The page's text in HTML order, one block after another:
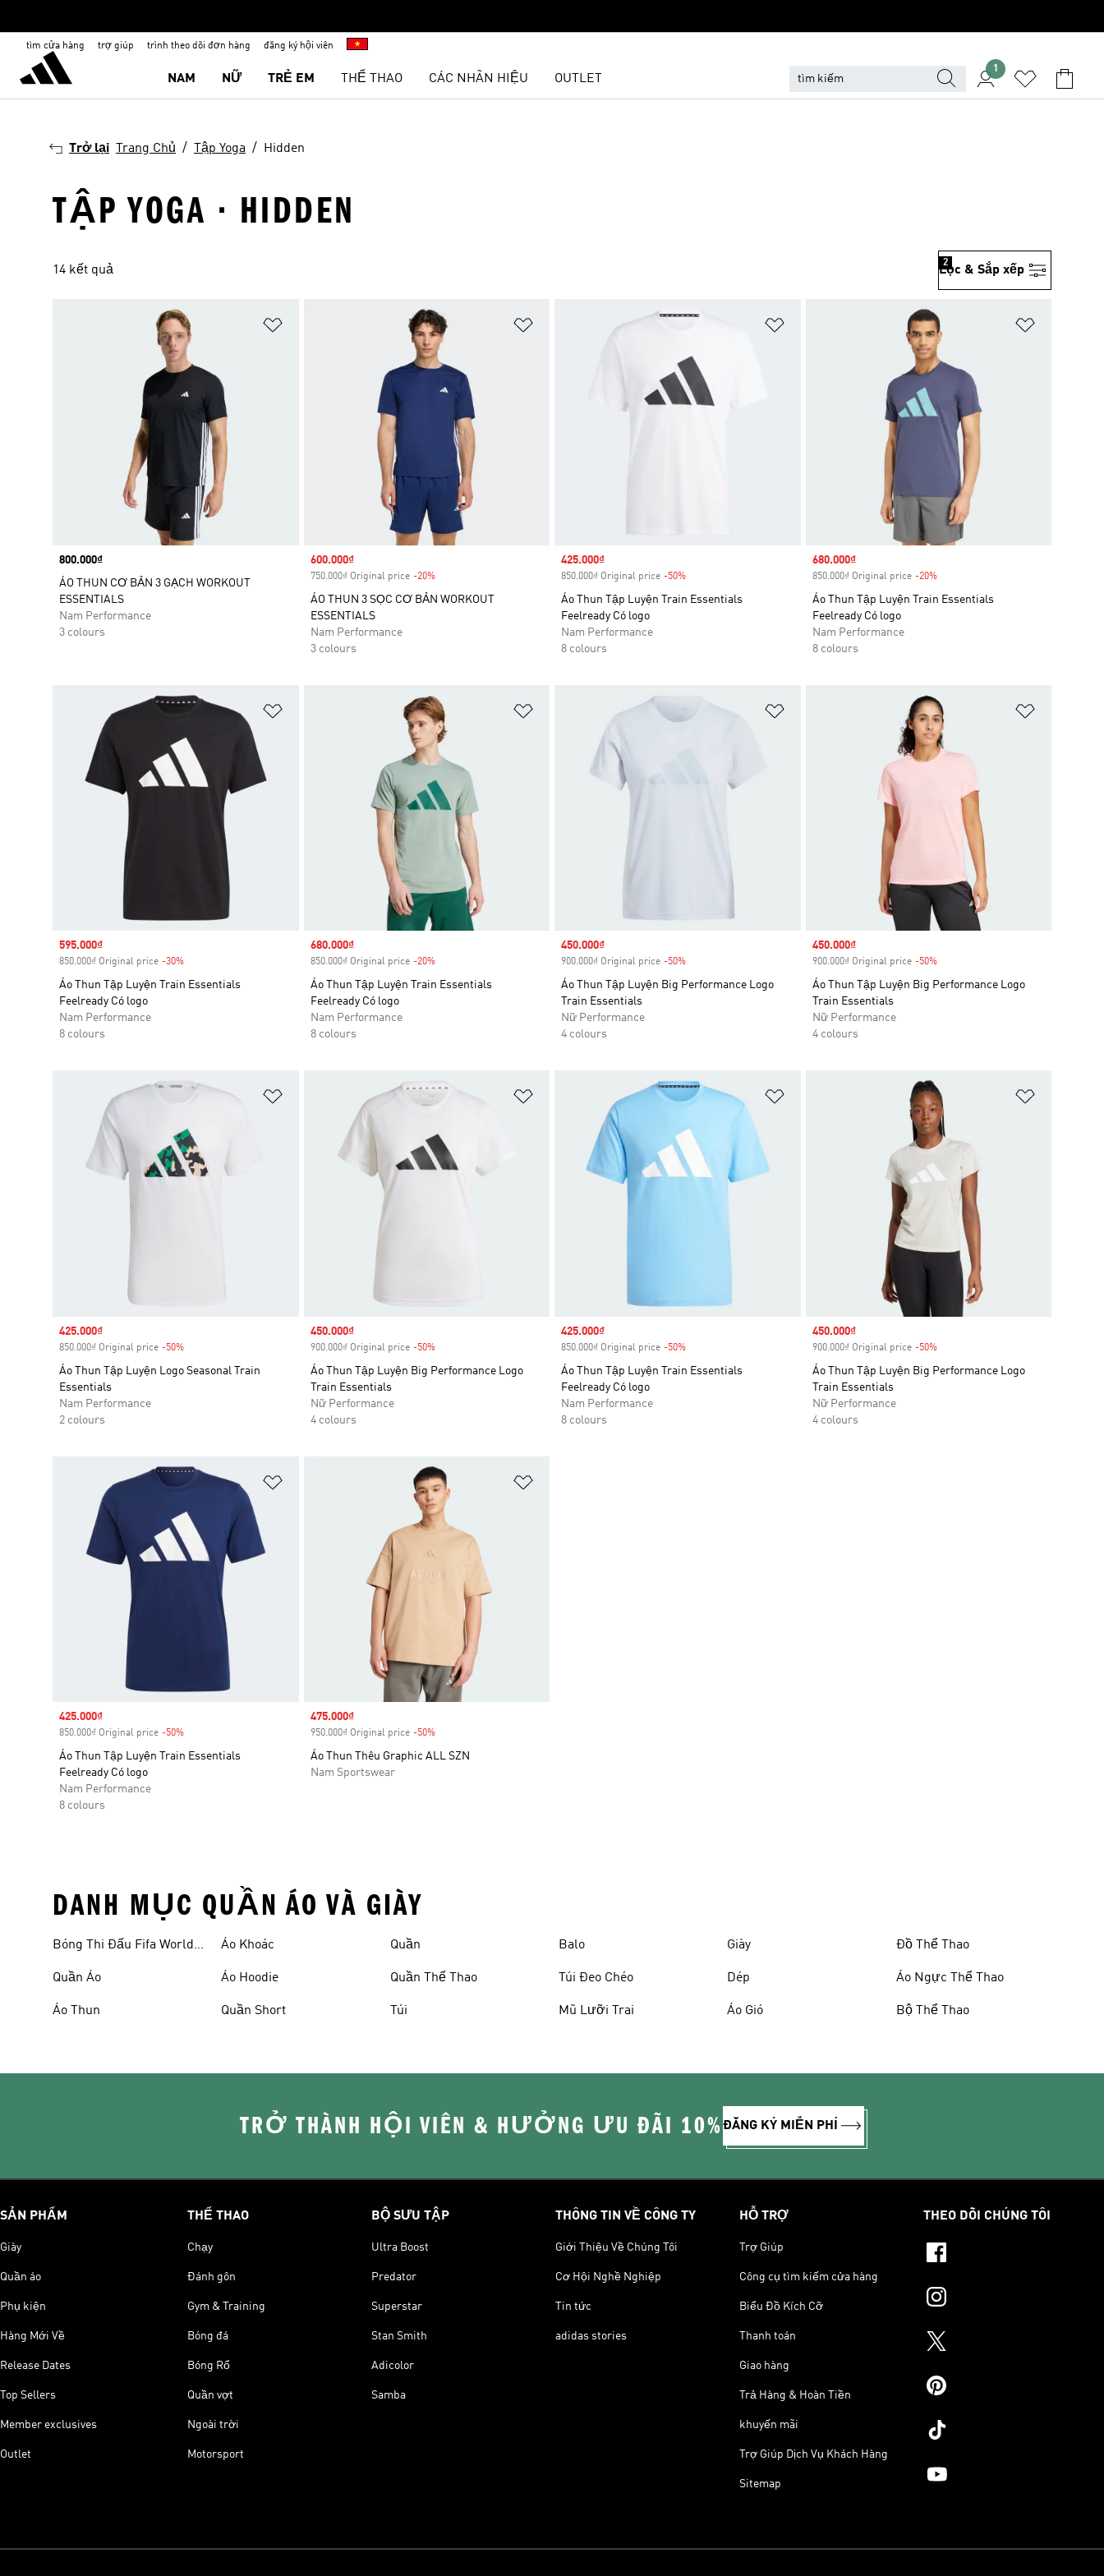
tìm cửa hàng trợ giúp trình theo dõi đơn hàng đăng ký hội viên
NAM NỮ TRẺ EM THỂ THAO CÁC NHÃN HIỆU OUTLET
1
Trở lại Trang Chủ Tập Yoga Hidden
TẬP YOGA · HIDDEN
14 kết quả Lọc & Sắp xếp
2
Price
800.000₫
ÁO THUN CƠ BẢN 3 GẠCH WORKOUT
ESSENTIALS
Nam Performance
3 colours
Sale price
600.000₫
750.000₫ Original price -20%Discount
ÁO THUN 3 SỌC CƠ BẢN WORKOUT
ESSENTIALS
Nam Performance
3 colours
Sale price
425.000₫
850.000₫ Original price -50%
Áo Thun Tập Luyện Train Essentials
Feelready Có logo
Nam Performance
8 colours
Sale price
680.000₫
850.000₫ Original price -20%Discount
Áo Thun Tập Luyện Train Essentials
Feelready Có logo
Nam Performance
8 colours
Sale price
595.000₫
850.000₫ Original price -30%
Áo Thun Tập Luyện Train Essentials
Feelready Có logo
Nam Performance
8 colours
Sale price
680.000₫
850.000₫ Original price -20%Discount
Áo Thun Tập Luyện Train Essentials
Feelready Có logo
Nam Performance
8 colours
Sale price
450.000₫
900.000₫ Original price -50%
Áo Thun Tập Luyện Big Performance Logo
Train Essentials
Nữ Performance
4 colours
Sale price
450.000₫
900.000₫ Original price -50%Discount
Áo Thun Tập Luyện Big Performance Logo
Train Essentials
Nữ Performance
4 colours
Sale price
425.000₫
850.000₫ Original price -50%
Áo Thun Tập Luyện Logo Seasonal Train
Essentials
Nam Performance
2 colours
Sale price
450.000₫
900.000₫ Original price -50%Discount
Áo Thun Tập Luyện Big Performance Logo
Train Essentials
Nữ Performance
4 colours
Sale price
425.000₫
850.000₫ Original price -50%
Áo Thun Tập Luyện Train Essentials
Feelready Có logo
Nam Performance
8 colours
Sale price
450.000₫
900.000₫ Original price -50%Discount
Áo Thun Tập Luyện Big Performance Logo
Train Essentials
Nữ Performance
4 colours
Sale price
425.000₫
850.000₫ Original price -50%
Áo Thun Tập Luyện Train Essentials
Feelready Có logo
Nam Performance
8 colours
Sale price
475.000₫
950.000₫ Original price -50%Discount
Áo Thun Thêu Graphic ALL SZN
Nam Sportswear
DANH MỤC QUẦN ÁO VÀ GIÀY
Bóng Thi Đấu Fifa World
Quần Áo
Áo Thun
Áo Khoác
Áo Hoodie
Quần Short
Quần
Quần Thể Thao
Túi
Balo
Túi Đeo Chéo
Mũ Lưỡi Trai
Giày
Dép
Áo Gió
Đồ Thể Thao
Áo Ngực Thể Thao
Bộ Thể Thao
TRỞ THÀNH HỘI VIÊN & HƯỞNG ƯU ĐÃI 10% ĐĂNG KÝ MIỄN PHÍ
SẢN PHẨM
Giày
Quần áo
Phụ kiện
Hàng Mới Về
Release Dates
Top Sellers
Member exclusives
Outlet
THỂ THAO
Chạy
Đánh gôn
Gym & Training
Bóng đá
Bóng Rổ
Quần vợt
Ngoài trời
Motorsport
BỘ SƯU TẬP
Ultra Boost
Predator
Superstar
Stan Smith
Adicolor
Samba
THÔNG TIN VỀ CÔNG TY
Giới Thiệu Về Chúng Tôi
Cơ Hội Nghề Nghiệp
Tin tức
adidas stories
HỖ TRỢ
Trợ Giúp
Công cụ tìm kiếm cửa hàng
Biểu Đồ Kích Cỡ
Thanh toán
Giao hàng
Trả Hàng & Hoàn Tiền
khuyến mãi
Trợ Giúp Dịch Vụ Khách Hàng
Sitemap
THEO DÕI CHÚNG TÔI